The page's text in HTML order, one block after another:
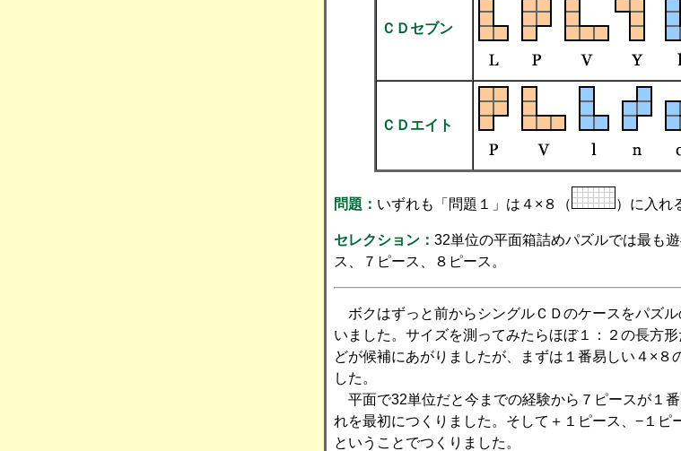
ＣＤセブン
ＣＤエイト
問題： いずれも「問題１」は４×８（ ）に入れ
セレクション： 32単位の平面箱詰めパズルでは最も
ス、７ピース、８ピース。
ボクはずっと前からシングルＣＤのケースをパズ
いました。サイズを測ってみたらほぼ１：２の長方
どが候補にあがりましたが、まずは１番易しい４×８
した。
平面で32単位だと今までの経験から７ピースが１
れを最初につくりました。そして＋１ピース、−１ピ
ということでつくりました。